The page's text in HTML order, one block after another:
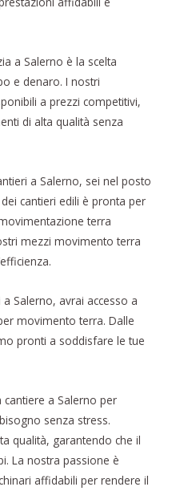
a Salerno è la scelta
e denaro. I nostri
a prezzi competitivi,
di alta qualità senza
a Salerno, sei nel posto
dei cantieri edili è pronta per
terra
mezzi movimento terra
Salerno, avrai accesso a
movimento terra. Dalle
pronti a soddisfare le tue
cantiere a Salerno per
senza stress.
qualità, garantendo che il
La nostra passione è
affidabili per rendere il